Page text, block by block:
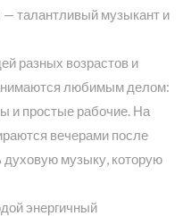
— талантливый музыкант и
разных возрастов и
любимым делом:
и простые рабочие. На
вечерами после
духовую музыку, которую
энергичный